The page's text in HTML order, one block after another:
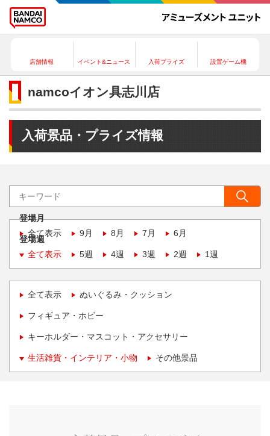
店舗情報 イベント&ニュース 入荷プライズ 設置ゲーム機
namcoイオン具志川店
入荷景品・プライズ情報
登場月
全て表示
9月 8月 7月 6月
登場週
全て表示
5週 4週 3週 2週 1週
全て表示 ぬいぐるみ・クッション
フィギュア・ホビー
キーホルダー・マスコット・アクセサリー
生活雑貨・インテリア・小物 その他景品